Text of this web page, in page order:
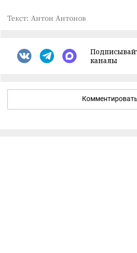
Текст: Антон Антонов
каналы
Комментировать